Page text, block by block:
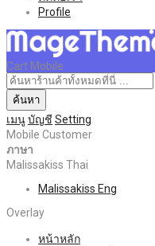
Profile
Cart Mobile
ค้นหา
เมนูบัญชี Setting
Mobile Customer
ภาษา
Malissakiss Thai
Malissakiss Eng
Overlay
หน้าหลัก